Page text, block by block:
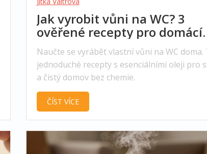
Jak vyrobit vůni na WC? 3
ověřené recepty pro domácí
výrobu
Naučte se vyrábět vlastní vůni na WC doma.
jednoduché recepty s esenciálními oleji pro
a čistý domov bez chemie.
ČÍST VÍCE